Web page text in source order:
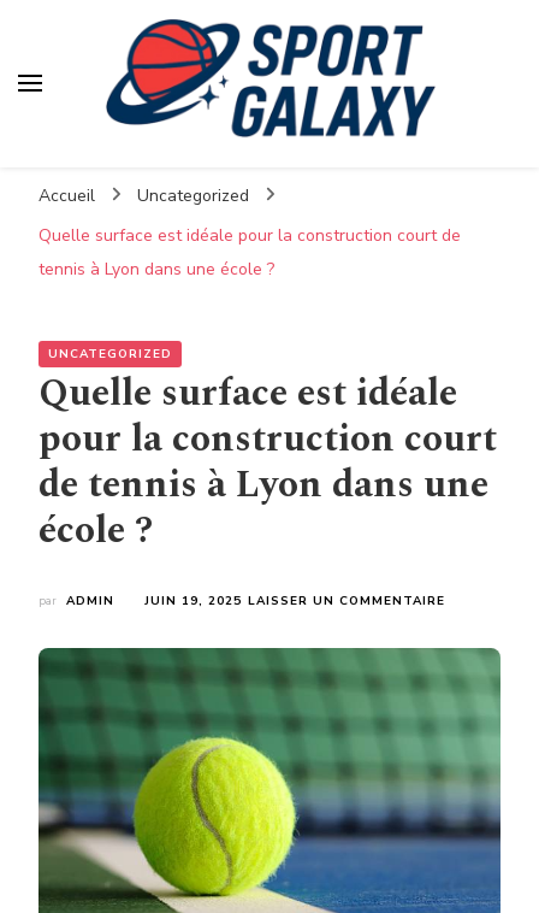
Accueil
Uncategorized
Quelle surface est idéale pour la construction court de
tennis à Lyon dans une école ?
UNCATEGORIZED
Quelle surface est idéale
pour la construction court
de tennis à Lyon dans une
école ?
par ADMIN JUIN 19, 2025 LAISSER UN COMMENTAIRE
TENNIS
À
UNE